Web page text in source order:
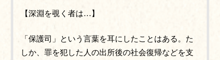
【深淵を覗く者は…】
「保護司」という言葉を耳にしたことはある。た
しか、罪を犯した人の出所後の社会復帰などを支